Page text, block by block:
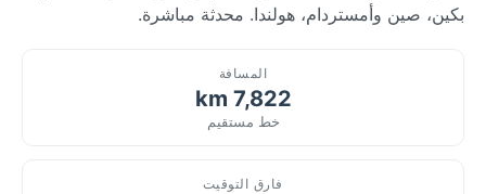
بكين، صين وأمستردام، هولندا. محدثة مباشرة.
المسافة
7,822 km
خط مستقيم
فارق التوقيت